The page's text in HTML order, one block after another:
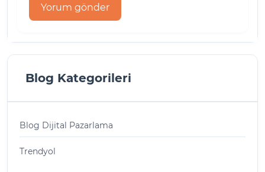
Blog Kategorileri
Blog Dijital Pazarlama
Trendyol